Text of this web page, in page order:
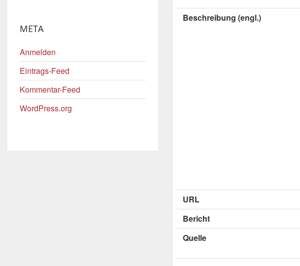
Beschreibung (engl.)
URL
Bericht
Quelle
META
Anmelden
Eintrags-Feed
Kommentar-Feed
WordPress.org